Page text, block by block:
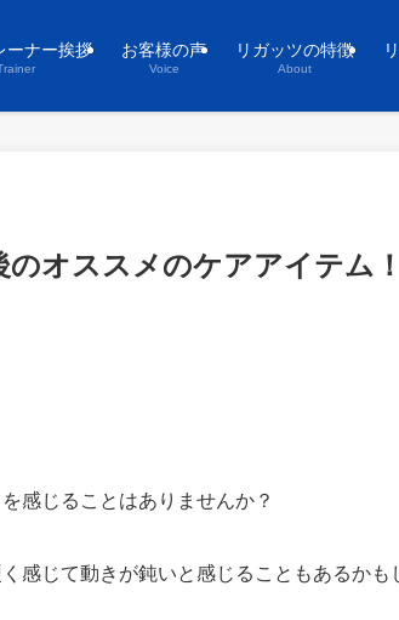
ーナー挨拶 お客様の声
Voice
リガッツの特徴
About
のオススメのケアアイテム
感じることはありませんか？
感じて動きが鈍いと感じることもあるかも